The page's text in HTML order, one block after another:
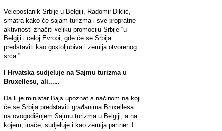
Veleposlanik Srbije u Belgiji, Radomir Diklić,
smatra kako će sajam turizma i sve propratne
aktivnosti značiti veliku promociju Srbije “u
Belgiji i celoj Evropi, gde će se Srbija
predstaviti kao gostoljubiva i zemlja otvorenog
srca.”
I Hrvatska sudjeluje na Sajmu turizma u
Bruxellesu, ali......
Da li je ministar Bajs upoznat s načinom na koji
će se Srbija predstaviti građanima Bruxellesa
na ovogodišnjem Sajmu turizma u Belgiji, a na
kojem, inače, sudjeluje i kao zemlja partner. I